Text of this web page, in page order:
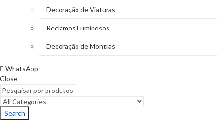
Decoração de Viaturas
Reclamos Luminosos
Decoração de Montras
WhatsApp
Close
Search